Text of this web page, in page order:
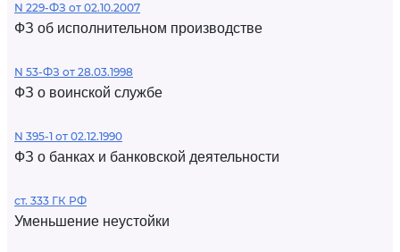
N 229-ФЗ от 02.10.2007
ФЗ об исполнительном производстве
N 53-ФЗ от 28.03.1998
ФЗ о воинской службе
N 395-1 от 02.12.1990
ФЗ о банках и банковской деятельности
ст. 333 ГК РФ
Уменьшение неустойки